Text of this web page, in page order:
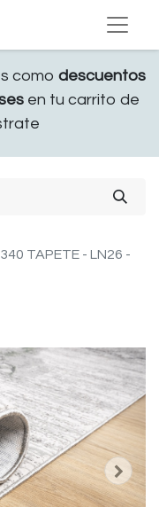
como descuentos
en tu carrito de
TAPETE - LN26 -